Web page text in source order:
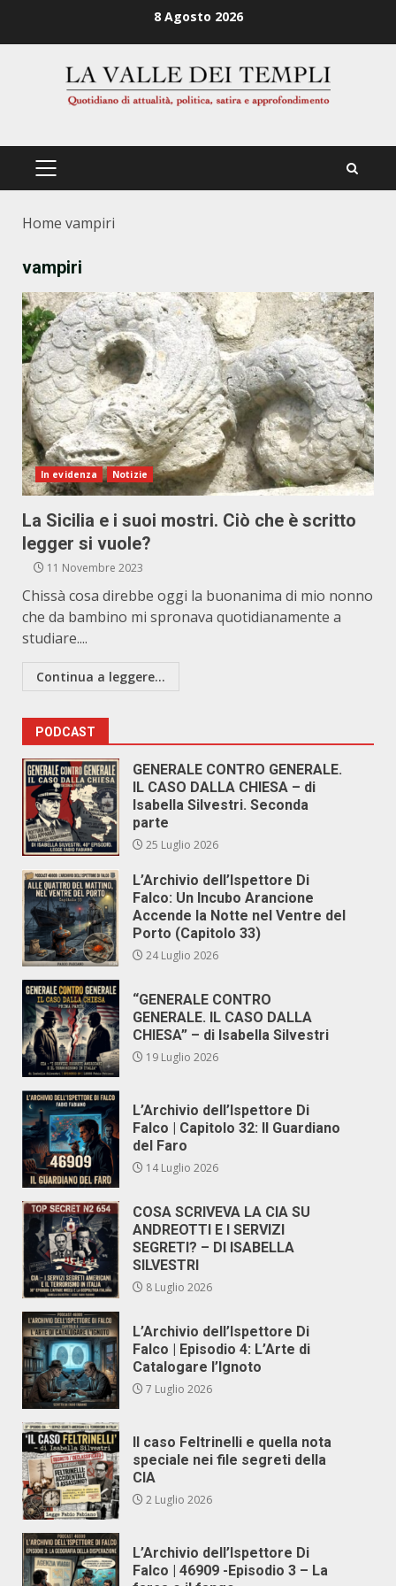
8 Agosto 2026
PRIMÄRES
Home vampiri
vampiri
In evidenza Notizie
La Sicilia e i suoi mostri. Ciò che è scritto
legger si vuole?
11 Novembre 2023
Chissà cosa direbbe oggi la buonanima di mio nonno
che da bambino mi spronava quotidianamente a
studiare....
Continua a leggere...
PODCAST
GENERALE CONTRO GENERALE.
IL CASO DALLA CHIESA – di
Isabella Silvestri. Seconda
parte
25 Luglio 2026
L’Archivio dell’Ispettore Di
Falco: Un Incubo Arancione
Accende la Notte nel Ventre del
Porto (Capitolo 33)
24 Luglio 2026
“GENERALE CONTRO
GENERALE. IL CASO DALLA
CHIESA” – di Isabella Silvestri
19 Luglio 2026
L’Archivio dell’Ispettore Di
Falco | Capitolo 32: Il Guardiano
del Faro
14 Luglio 2026
COSA SCRIVEVA LA CIA SU
ANDREOTTI E I SERVIZI
SEGRETI? – DI ISABELLA
SILVESTRI
8 Luglio 2026
L’Archivio dell’Ispettore Di
Falco | Episodio 4: L’Arte di
Catalogare l’Ignoto
7 Luglio 2026
Il caso Feltrinelli e quella nota
speciale nei file segreti della
CIA
2 Luglio 2026
L’Archivio dell’Ispettore Di
Falco | 46909 -Episodio 3 – La